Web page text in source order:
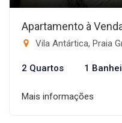
Apartamento à
Vila Antártica, Praia
2 Quartos 1
Mais informações